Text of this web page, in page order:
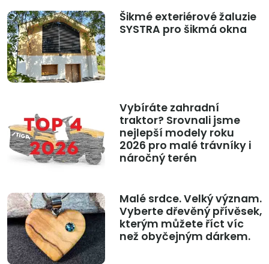
Šikmé exteriérové žaluzie
SYSTRA pro šikmá okna
Vybíráte zahradní
traktor? Srovnali jsme
nejlepší modely roku
2026 pro malé trávníky i
náročný terén
Malé srdce. Velký význam.
Vyberte dřevěný přívěsek,
kterým můžete říct víc
než obyčejným dárkem.